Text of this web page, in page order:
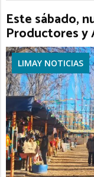
Este sábado,
Productores y
LIMAY NOTICIAS